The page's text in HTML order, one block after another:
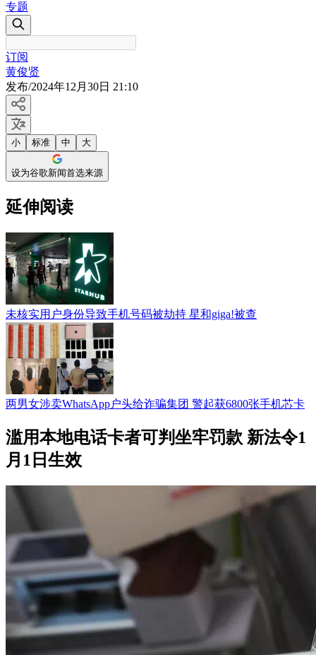
专题
订阅
黄俊贤
发布/2024年12月30日 21:10
小 标准 中 大
设为谷歌新闻首选来源
延伸阅读
未核实用户身份导致手机号码被劫持 星和giga!被查
两男女涉卖WhatsApp户头给诈骗集团 警起获6800张手机芯卡
滥用本地电话卡者可判坐牢罚款 新法令1
月1日生效